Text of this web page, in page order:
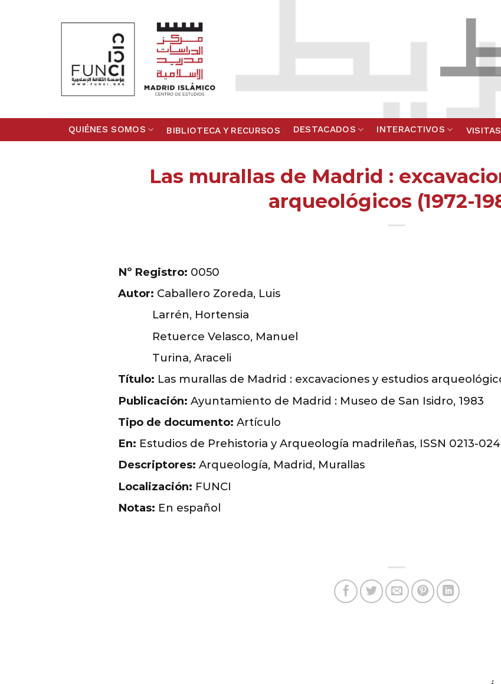
QUIÉNES SOMOS BIBLIOTECA Y RECURSOS DESTACADOS INTERACTIVOS
Las murallas de Madrid :
arqueológicos (1972-
Nº Registro: 0050
Autor: Caballero Zoreda, Luis
Larrén, Hortensia
Retuerce Velasco, Manuel
Turina, Araceli
Título: Las murallas de Madrid : excavaciones y estudios
Publicación: Ayuntamiento de Madrid : Museo de San Isidro, 1983
Tipo de documento: Artículo
En: Estudios de Prehistoria y Arqueología madrileñas, ISSN 0213-
Descriptores: Arqueología, Madrid, Murallas
Localización: FUNCI
Notas: En español